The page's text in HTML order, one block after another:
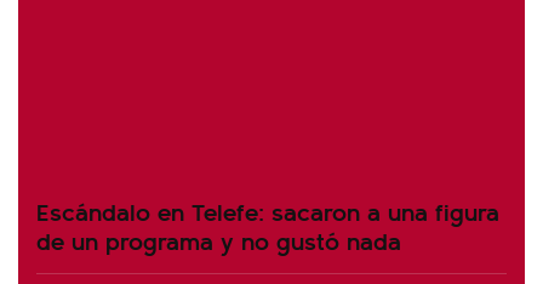
Escándalo en Telefe: sacaron a una figura
de un programa y no gustó nada